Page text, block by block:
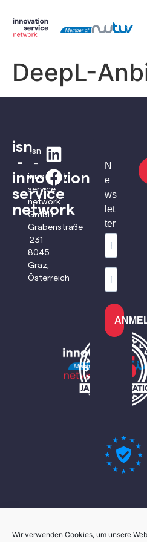
Wir verwenden Cookies, um unsere
springen
DeepL-
isn
-
innovation
service
network
isn
–
innovation
service
network
GmbH
Grabenstraße
231
8045
Graz,
Österreich
N
e
ws
let
ter